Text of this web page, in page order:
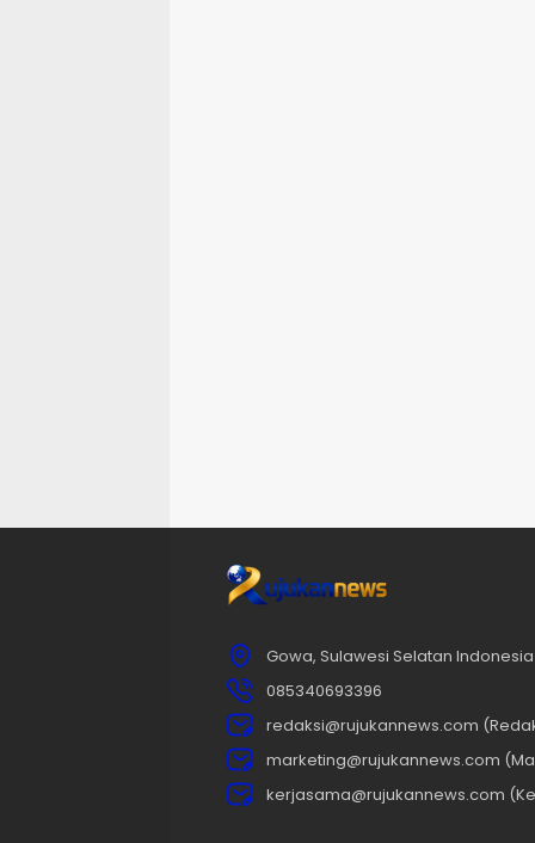
Gowa, Sulawesi Selatan Indonesia
085340693396
redaksi@rujukannews.com
marketing@rujukannews.com
kerjasama@rujukannews.com